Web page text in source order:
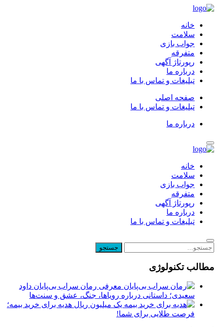
خانه
سلامت
جواب بازی
متفرقه
رپورتاژ آگهی
درباره ما
تبلیغات و تماس با ما
صفحه اصلی
تبلیغات و تماس با ما
درباره ما
خانه
سلامت
جواب بازی
متفرقه
رپورتاژ آگهی
درباره ما
تبلیغات و تماس با ما
مطالب تکنولوژی
معرفی رمان سراب بی‌پایان داود
سعیدی؛ داستانی درباره رویاها، جنگ، عشق و سنت‌ها
یک میلیون ریال هدیه برای خرید بیمه؛
فرصت طلایی برای شما!